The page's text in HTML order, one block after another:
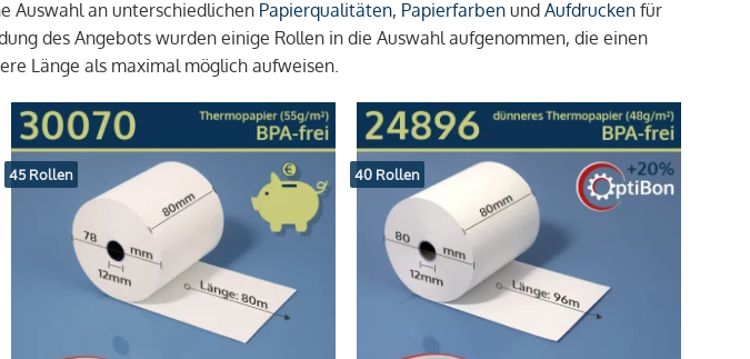
Auswahl an unterschiedlichen Papierqualitäten, Papierfarben und Aufdrucken für
des Angebots wurden einige Rollen in die Auswahl aufgenommen, die einen
Länge als maximal möglich aufweisen.
45 Rollen 40 Rollen